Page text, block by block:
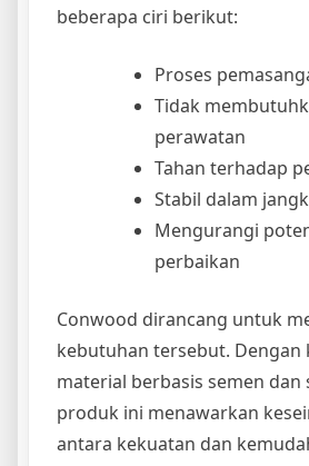
beberapa ciri berikut:
Proses
Tidak
perawatan
Tahan terhadap
Stabil dalam
Mengurangi
perbaikan
Conwood dirancang untuk
kebutuhan tersebut. Dengan
material berbasis semen dan
produk ini menawarkan
antara kekuatan dan